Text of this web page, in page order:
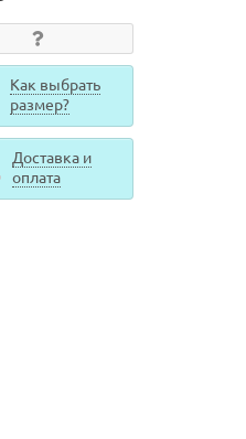
Как выбрать
размер?
Доставка и
оплата